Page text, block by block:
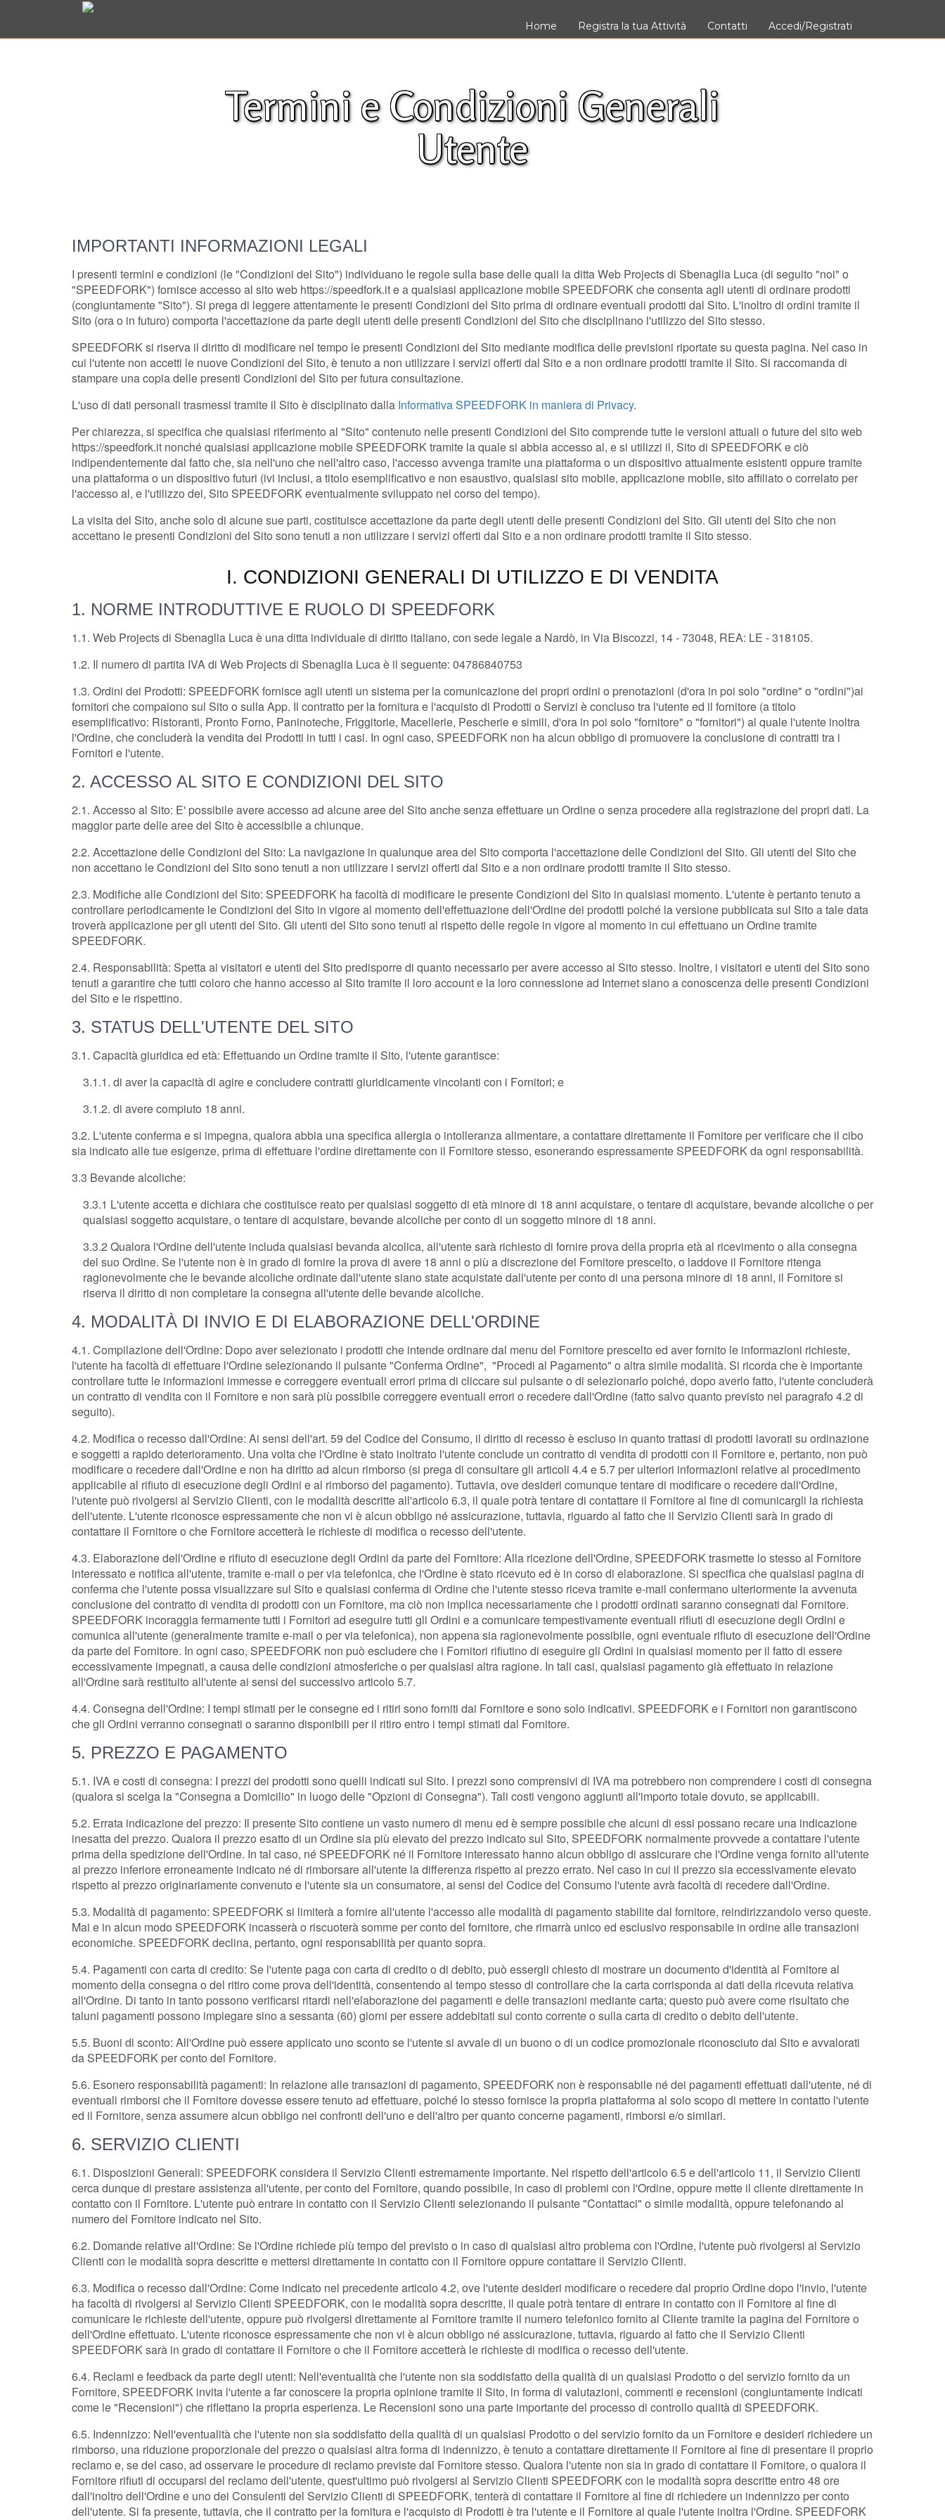
Home Registra la tua Attività Contatti Accedi/Registrati
Termini e Condizioni Generali
Utente
IMPORTANTI INFORMAZIONI LEGALI
I presenti termini e condizioni (le "Condizioni del Sito") individuano le regole sulla base delle quali la ditta Web Projects di Sbenaglia Luca (di seguito "noi" o
"SPEEDFORK") fornisce accesso al sito web https://speedfork.it e a qualsiasi applicazione mobile SPEEDFORK che consenta agli utenti di ordinare prodotti
(congiuntamente "Sito"). Si prega di leggere attentamente le presenti Condizioni del Sito prima di ordinare eventuali prodotti dal Sito. L'inoltro di ordini tramite il
Sito (ora o in futuro) comporta l'accettazione da parte degli utenti delle presenti Condizioni del Sito che disciplinano l'utilizzo del Sito stesso.
SPEEDFORK si riserva il diritto di modificare nel tempo le presenti Condizioni del Sito mediante modifica delle previsioni riportate su questa pagina. Nel caso in
cui l'utente non accetti le nuove Condizioni del Sito, è tenuto a non utilizzare i servizi offerti dal Sito e a non ordinare prodotti tramite il Sito. Si raccomanda di
stampare una copia delle presenti Condizioni del Sito per futura consultazione.
L'uso di dati personali trasmessi tramite il Sito è disciplinato dalla Informativa SPEEDFORK in maniera di Privacy.
Per chiarezza, si specifica che qualsiasi riferimento al "Sito" contenuto nelle presenti Condizioni del Sito comprende tutte le versioni attuali o future del sito web
https://speedfork.it nonché qualsiasi applicazione mobile SPEEDFORKtramite la quale si abbia accesso al, e si utilizzi il, Sito di SPEEDFORK e ciò
indipendentemente dal fatto che, sia nell'uno che nell'altro caso, l'accesso avvenga tramite una piattaforma o un dispositivo attualmente esistenti oppure tramite
una piattaforma o un dispositivo futuri (ivi inclusi, a titolo esemplificativo e non esaustivo, qualsiasi sito mobile, applicazione mobile, sito affiliato o correlato per
l'accesso al, e l'utilizzo del, Sito SPEEDFORKeventualmente sviluppato nel corso del tempo).
La visita del Sito, anche solo di alcune sue parti, costituisce accettazione da parte degli utenti delle presenti Condizioni del Sito. Gli utenti del Sito che non
accettano le presenti Condizioni del Sito sono tenuti a non utilizzare i servizi offerti dal Sito e a non ordinare prodotti tramite il Sito stesso.
I. CONDIZIONI GENERALI DI UTILIZZO E DI VENDITA
1. NORME INTRODUTTIVE E RUOLO DI SPEEDFORK
1.1. Web Projects di Sbenaglia Luca è una ditta individuale di diritto italiano, con sede legale a Nardò, in Via Biscozzi, 14 - 73048, REA: LE - 318105.
1.2. Il numero di partita IVA di Web Projects di Sbenaglia Lucaè il seguente: 04786840753
1.3. Ordini dei Prodotti: SPEEDFORK fornisce agli utenti un sistema per la comunicazione dei propri ordini o prenotazioni (d'ora in poi solo "ordine" o "ordini")ai
fornitori che compaiono sul Sito o sulla App. Il contratto per la fornitura e l'acquisto di Prodotti o Servizi è concluso tra l'utente ed il fornitore (a titolo
esemplificativo: Ristoranti, Pronto Forno, Paninoteche, Friggitorie, Macellerie, Pescherie e simili, d'ora in poi solo "fornitore" o "fornitori") al quale l'utente inoltra
l'Ordine, che concluderà la vendita dei Prodotti in tutti i casi. In ogni caso, SPEEDFORK non ha alcun obbligo di promuovere la conclusione di contratti tra i
Fornitori e l'utente.
2. ACCESSO AL SITO E CONDIZIONI DEL SITO
2.1. Accesso al Sito: E' possibile avere accesso ad alcune aree del Sito anche senza effettuare un Ordine o senza procedere alla registrazione dei propri dati. La
maggior parte delle aree del Sito è accessibile a chiunque.
2.2. Accettazione delle Condizioni del Sito: La navigazione in qualunque area del Sito comporta l'accettazione delle Condizioni del Sito. Gli utenti del Sito che
non accettano le Condizioni del Sito sono tenuti a non utilizzare i servizi offerti dal Sito e a non ordinare prodotti tramite il Sito stesso.
2.3. Modifiche alle Condizioni del Sito: SPEEDFORK ha facoltà di modificare le presente Condizioni del Sito in qualsiasi momento. L'utente è pertanto tenuto a
controllare periodicamente le Condizioni del Sito in vigore al momento dell'effettuazione dell'Ordine dei prodotti poiché la versione pubblicata sul Sito a tale data
troverà applicazione per gli utenti del Sito. Gli utenti del Sito sono tenuti al rispetto delle regole in vigore al momento in cui effettuano un Ordine tramite
SPEEDFORK.
2.4. Responsabilità: Spetta ai visitatori e utenti del Sito predisporre di quanto necessario per avere accesso al Sito stesso. Inoltre, i visitatori e utenti del Sito sono
tenuti a garantire che tutti coloro che hanno accesso al Sito tramite il loro account e la loro connessione ad Internet siano a conoscenza delle presenti Condizioni
del Sito e le rispettino.
3. STATUS DELL'UTENTE DEL SITO
3.1. Capacità giuridica ed età: Effettuando un Ordine tramite il Sito, l'utente garantisce:
3.1.1. di aver la capacità di agire e concludere contratti giuridicamente vincolanti con i Fornitori; e
3.1.2. di avere compiuto 18 anni.
3.2. L'utente conferma e si impegna, qualora abbia una specifica allergia o intolleranza alimentare, a contattare direttamente il Fornitore per verificare che il cibo
sia indicato alle tue esigenze, prima di effettuare l'ordine direttamente con il Fornitore stesso, esonerando espressamente SPEEDFORK da ogni responsabilità.
3.3 Bevande alcoliche:
3.3.1 L'utente accetta e dichiara che costituisce reato per qualsiasi soggetto di età minore di 18 anni acquistare, o tentare di acquistare, bevande alcoliche o per
qualsiasi soggetto acquistare, o tentare di acquistare, bevande alcoliche per conto di un soggetto minore di 18 anni.
3.3.2 Qualora l'Ordine dell'utente includa qualsiasi bevanda alcolica, all'utente sarà richiesto di fornire prova della propria età al ricevimento o alla consegna
del suo Ordine. Se l'utente non è in grado di fornire la prova di avere 18 anni o più a discrezione del Fornitore prescelto, o laddove il Fornitore ritenga
ragionevolmente che le bevande alcoliche ordinate dall'utente siano state acquistate dall'utente per conto di una persona minore di 18 anni, il Fornitore si
riserva il diritto di non completare la consegna all'utente delle bevande alcoliche.
4. MODALITÀ DI INVIO E DI ELABORAZIONE DELL'ORDINE
4.1. Compilazione dell'Ordine: Dopo aver selezionato i prodotti che intende ordinare dal menu del Fornitore prescelto ed aver fornito le informazioni richieste,
l'utente ha facoltà di effettuare l'Ordine selezionando il pulsante "Conferma Ordine", "Procedi al Pagamento" o altra simile modalità. Si ricorda che è importante
controllare tutte le informazioni immesse e correggere eventuali errori prima di cliccare sul pulsante o di selezionarlo poiché, dopo averlo fatto, l'utente concluderà
un contratto di vendita con il Fornitore e non sarà più possibile correggere eventuali errori o recedere dall'Ordine (fatto salvo quanto previsto nel paragrafo 4.2 di
seguito).
4.2. Modifica o recesso dall'Ordine: Ai sensi dell'art. 59 del Codice del Consumo, il diritto di recesso è escluso in quanto trattasi di prodotti lavorati su ordinazione
e soggetti a rapido deterioramento. Una volta che l'Ordine è stato inoltrato l'utente conclude un contratto di vendita di prodotti con il Fornitore e, pertanto, non può
modificare o recedere dall'Ordine e non ha diritto ad alcun rimborso (si prega di consultare gli articoli 4.4 e 5.7 per ulteriori informazioni relative al procedimento
applicabile al rifiuto di esecuzione degli Ordini e al rimborso del pagamento). Tuttavia, ove desideri comunque tentare di modificare o recedere dall'Ordine,
l'utente può rivolgersi al Servizio Clienti, con le modalità descritte all'articolo 6.3, il quale potrà tentare di contattare il Fornitore al fine di comunicargli la richiesta
dell'utente. L'utente riconosce espressamente che non vi è alcun obbligo né assicurazione, tuttavia, riguardo al fatto che il Servizio Clienti sarà in grado di
contattare il Fornitore o che Fornitore accetterà le richieste di modifica o recesso dell'utente.
4.3. Elaborazione dell'Ordine e rifiuto di esecuzione degli Ordini da parte del Fornitore: Alla ricezione dell'Ordine, SPEEDFORK trasmette lo stesso al Fornitore
interessato e notifica all'utente, tramite e-mail o per via telefonica, che l'Ordine è stato ricevuto ed è in corso di elaborazione. Si specifica che qualsiasi pagina di
conferma che l'utente possa visualizzare sul Sito e qualsiasi conferma di Ordine che l'utente stesso riceva tramite e-mail confermano ulteriormente la avvenuta
conclusione del contratto di vendita di prodotti con un Fornitore, ma ciò non implica necessariamente che i prodotti ordinati saranno consegnati dal Fornitore.
SPEEDFORK incoraggia fermamente tutti i Fornitori ad eseguire tutti gli Ordini e a comunicare tempestivamente eventuali rifiuti di esecuzione degli Ordini e
comunica all'utente (generalmente tramite e-mail o per via telefonica), non appena sia ragionevolmente possibile, ogni eventuale rifiuto di esecuzione dell'Ordine
da parte del Fornitore. In ogni caso, SPEEDFORK non può escludere che i Fornitori rifiutino di eseguire gli Ordini in qualsiasi momento per il fatto di essere
eccessivamente impegnati, a causa delle condizioni atmosferiche o per qualsiasi altra ragione. In tali casi, qualsiasi pagamento già effettuato in relazione
all'Ordine sarà restituito all'utente ai sensi del successivo articolo 5.7.
4.4. Consegna dell'Ordine: I tempi stimati per le consegne ed i ritiri sono forniti dai Fornitore e sono solo indicativi. SPEEDFORK e i Fornitori non garantiscono
che gli Ordini verranno consegnati o saranno disponibili per il ritiro entro i tempi stimati dal Fornitore.
5. PREZZO E PAGAMENTO
5.1. IVA e costi di consegna: I prezzi dei prodotti sono quelli indicati sul Sito. I prezzi sono comprensivi di IVA ma potrebbero non comprendere i costi di consegna
(qualora si scelga la "Consegna a Domicilio" in luogo delle "Opzioni di Consegna"). Tali costi vengono aggiunti all'importo totale dovuto, se applicabili.
5.2. Errata indicazione del prezzo: Il presente Sito contiene un vasto numero di menu ed è sempre possibile che alcuni di essi possano recare una indicazione
inesatta del prezzo. Qualora il prezzo esatto di un Ordine sia più elevato del prezzo indicato sul Sito, SPEEDFORK normalmente provvede a contattare l'utente
prima della spedizione dell'Ordine. In tal caso, né SPEEDFORK né il Fornitore interessato hanno alcun obbligo di assicurare che l'Ordine venga fornito all'utente
al prezzo inferiore erroneamente indicato né di rimborsare all'utente la differenza rispetto al prezzo errato. Nel caso in cui il prezzo sia eccessivamente elevato
rispetto al prezzo originariamente convenuto e l'utente sia un consumatore, ai sensi del Codice del Consumo l'utente avrà facoltà di recedere dall'Ordine.
5.3. Modalità di pagamento: SPEEDFORK si limiterà a fornire all'utente l'accesso alle modalità di pagamento stabilite dal fornitore, reindirizzandolo verso queste.
Mai e in alcun modo SPEEDFORK incasserà o riscuoterà somme per conto del fornitore, che rimarrà unico ed esclusivo responsabile in ordine alle transazioni
economiche. SPEEDFORK declina, pertanto, ogni responsabilità per quanto sopra.
5.4. Pagamenti con carta di credito: Se l'utente paga con carta di credito o di debito, può essergli chiesto di mostrare un documento d'identità al Fornitore al
momento della consegna o del ritiro come prova dell'identità, consentendo al tempo stesso di controllare che la carta corrisponda ai dati della ricevuta relativa
all'Ordine. Di tanto in tanto possono verificarsi ritardi nell'elaborazione dei pagamenti e delle transazioni mediante carta; questo può avere come risultato che
taluni pagamenti possono impiegare sino a sessanta (60) giorni per essere addebitati sul conto corrente o sulla carta di credito o debito dell'utente.
5.5. Buoni di sconto: All'Ordine può essere applicato uno sconto se l'utente si avvale di un buono o di un codice promozionale riconosciuto dal Sito e avvalorati
da SPEEDFORK per conto del Fornitore.
5.6. Esonero responsabilità pagamenti: In relazione alle transazioni di pagamento, SPEEDFORK non è responsabile né dei pagamenti effettuati dall'utente, né di
eventuali rimborsi che il Fornitore dovesse essere tenuto ad effettuare, poiché lo stesso fornisce la propria piattaforma al solo scopo di mettere in contatto l'utente
ed il Fornitore, senza assumere alcun obbligo nei confronti dell'uno e dell'altro per quanto concerne pagamenti, rimborsi e/o similari.
6. SERVIZIO CLIENTI
6.1. Disposizioni Generali: SPEEDFORK considera il Servizio Clienti estremamente importante. Nel rispetto dell'articolo 6.5 e dell'articolo 11, il Servizio Clienti
cerca dunque di prestare assistenza all'utente, per conto del Fornitore, quando possibile, in caso di problemi con l'Ordine, oppure mette il cliente direttamente in
contatto con il Fornitore. L'utente può entrare in contatto con il Servizio Clienti selezionando il pulsante "Contattaci" o simile modalità, oppure telefonando al
numero del Fornitore indicato nel Sito.
6.2. Domande relative all'Ordine: Se l'Ordine richiede più tempo del previsto o in caso di qualsiasi altro problema con l'Ordine, l'utente può rivolgersi al Servizio
Clienti con le modalità sopra descritte e mettersi direttamente in contatto con il Fornitore oppure contattare il Servizio Clienti.
6.3. Modifica o recesso dall'Ordine: Come indicato nel precedente articolo 4.2, ove l'utente desideri modificare o recedere dal proprio Ordine dopo l'invio, l'utente
ha facoltà di rivolgersi al Servizio Clienti SPEEDFORK, con le modalità sopra descritte, il quale potrà tentare di entrare in contatto con il Fornitore al fine di
comunicare le richieste dell'utente, oppure può rivolgersi direttamente al Fornitore tramite il numero telefonico fornito al Cliente tramite la pagina del Fornitore o
dell'Ordine effettuato. L'utente riconosce espressamente che non vi è alcun obbligo né assicurazione, tuttavia, riguardo al fatto che il Servizio Clienti
SPEEDFORK sarà in grado di contattare il Fornitore o che il Fornitore accetterà le richieste di modifica o recesso dell'utente.
6.4. Reclami e feedback da parte degli utenti: Nell'eventualità che l'utente non sia soddisfatto della qualità di un qualsiasi Prodotto o del servizio fornito da un
Fornitore, SPEEDFORK invita l'utente a far conoscere la propria opinione tramite il Sito, in forma di valutazioni, commenti e recensioni (congiuntamente indicati
come le "Recensioni") che riflettano la propria esperienza. Le Recensioni sono una parte importante del processo di controllo qualità di SPEEDFORK.
6.5. Indennizzo: Nell'eventualità che l'utente non sia soddisfatto della qualità di un qualsiasi Prodotto o del servizio fornito da un Fornitore e desideri richiedere un
rimborso, una riduzione proporzionale del prezzo o qualsiasi altra forma di indennizzo, è tenuto a contattare direttamente il Fornitore al fine di presentare il proprio
reclamo e, se del caso, ad osservare le procedure di reclamo previste dal Fornitore stesso. Qualora l'utente non sia in grado di contattare il Fornitore, o qualora il
Fornitore rifiuti di occuparsi del reclamo dell'utente, quest'ultimo può rivolgersi al Servizio Clienti SPEEDFORK con le modalità sopra descritte entro 48 ore
dall'inoltro dell'Ordine e uno dei Consulenti del Servizio Clienti di SPEEDFORK, tenterà di contattare il Fornitore al fine di richiedere un indennizzo per conto
dell'utente. Si fa presente, tuttavia, che il contratto per la fornitura e l'acquisto di Prodotti è tra l'utente e il Fornitore al quale l'utente inoltra l'Ordine. SPEEDFORK